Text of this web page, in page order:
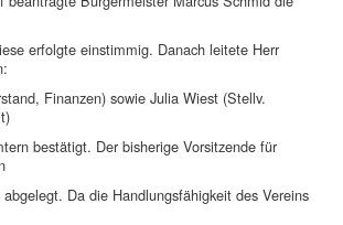
erfolgte einstimmig. Danach leitete Herr
Finanzen) sowie Julia Wiest (Stellv.
bestätigt. Der bisherige Vorsitzende für
Da die Handlungsfähigkeit des Vereins